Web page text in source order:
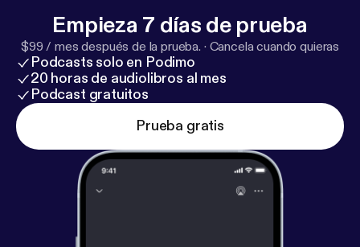
Bjarke for Gak-O-meteret. Husk at være dumme 🧠
Kilder: ---------------------------------------- Hosted
on Acast. See acast.com/privacy [
m/privacy] for more information.
Empieza 7 días de prueba
$99 / mes después de la prueba. · Cancela cuando quieras
Podcasts solo en Podimo
20 horas de audiolibros al mes
Podcast gratuitos
Prueba gratis